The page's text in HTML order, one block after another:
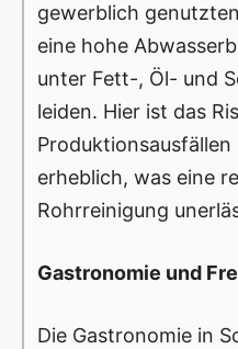
gewerblich
eine hohe
unter Fett-, Öl- und
leiden. Hier ist das
Produktionsausfällen
erheblich, was eine
Rohrreinigung
Gastronomie und
Die Gastronomie in